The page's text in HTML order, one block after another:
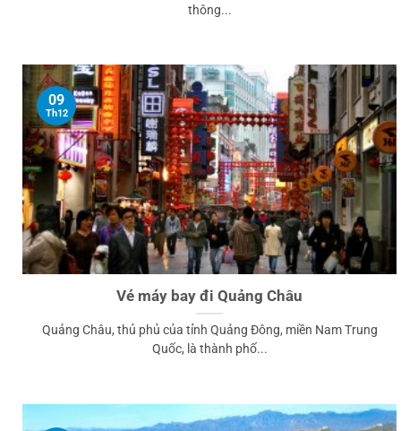
thông...
Vé máy bay đi Quảng Châu
Quảng Châu, thủ phủ của tỉnh Quảng Đông, miền Nam Trung
Quốc, là thành phố...
09
Th12